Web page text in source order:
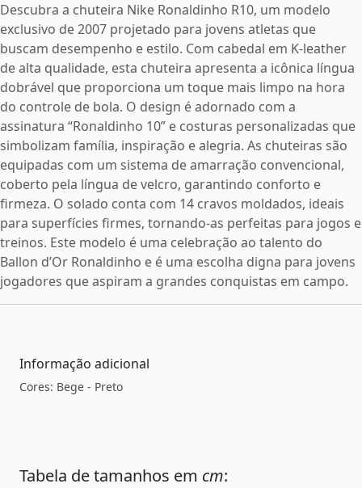
Descubra a chuteira Nike Ronaldinho R10, um modelo
exclusivo de 2007 projetado para jovens atletas que
buscam desempenho e estilo. Com cabedal em K-leather
de alta qualidade, esta chuteira apresenta a icônica língua
dobrável que proporciona um toque mais limpo na hora
do controle de bola. O design é adornado com a
assinatura “Ronaldinho 10” e costuras personalizadas que
simbolizam família, inspiração e alegria. As chuteiras são
equipadas com um sistema de amarração convencional,
coberto pela língua de velcro, garantindo conforto e
firmeza. O solado conta com 14 cravos moldados, ideais
para superfícies firmes, tornando-as perfeitas para jogos e
treinos. Este modelo é uma celebração ao talento do
Ballon d’Or Ronaldinho e é uma escolha digna para jovens
jogadores que aspiram a grandes conquistas em campo.
Informação adicional
Cores: Bege - Preto
Tabela de tamanhos em cm: